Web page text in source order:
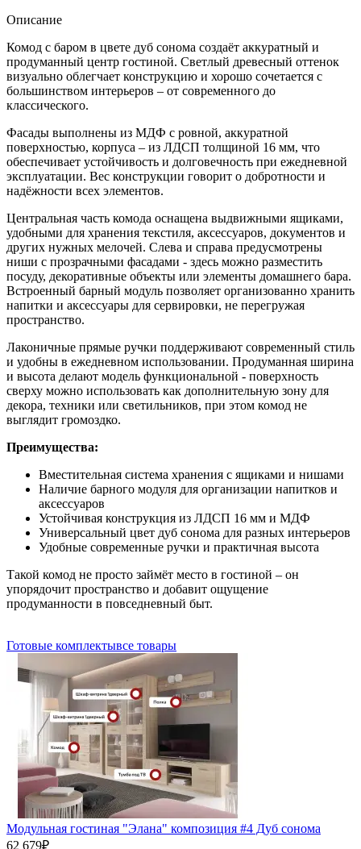
Описание
Комод с баром в цвете дуб сонома создаёт аккуратный и
продуманный центр гостиной. Светлый древесный оттенок
визуально облегчает конструкцию и хорошо сочетается с
большинством интерьеров – от современного до
классического.
Фасады выполнены из МДФ с ровной, аккуратной
поверхностью, корпуса – из ЛДСП толщиной 16 мм, что
обеспечивает устойчивость и долговечность при ежедневной
эксплуатации. Вес конструкции говорит о добротности и
надёжности всех элементов.
Центральная часть комода оснащена выдвижными ящиками,
удобными для хранения текстиля, аксессуаров, документов и
других нужных мелочей. Слева и справа предусмотрены
ниши с прозрачными фасадами - здесь можно разместить
посуду, декоративные объекты или элементы домашнего бара.
Встроенный барный модуль позволяет организованно хранить
напитки и аксессуары для сервировки, не перегружая
пространство.
Лаконичные прямые ручки поддерживают современный стиль
и удобны в ежедневном использовании. Продуманная ширина
и высота делают модель функциональной - поверхность
сверху можно использовать как дополнительную зону для
декора, техники или светильников, при этом комод не
выглядит громоздко.
Преимущества:
Вместительная система хранения с ящиками и нишами
Наличие барного модуля для организации напитков и
аксессуаров
Устойчивая конструкция из ЛДСП 16 мм и МДФ
Универсальный цвет дуб сонома для разных интерьеров
Удобные современные ручки и практичная высота
Такой комод не просто займёт место в гостиной – он
упорядочит пространство и добавит ощущение
продуманности в повседневный быт.
Готовые комплектывсе товары
Модульная гостиная "Элана" композиция #4 Дуб сонома
62 679₽